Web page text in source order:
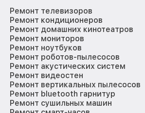
Ремонт телевизоров
Ремонт кондиционеров
Ремонт домашних кинотеатров
Ремонт мониторов
Ремонт ноутбуков
Ремонт роботов-пылесосов
Ремонт акустических систем
Ремонт видеостен
Ремонт вертикальных пылесосов
Ремонт bluetooth гарнитур
Ремонт сушильных машин